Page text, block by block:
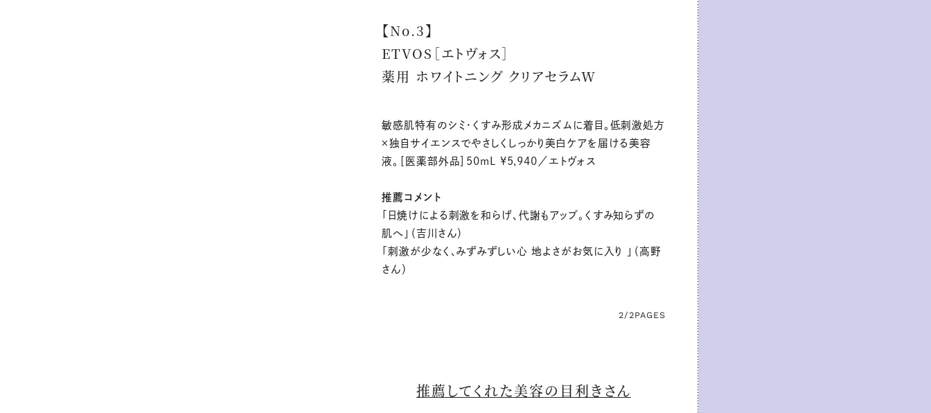
【No.3】
ETVOS［エトヴォス］
薬用 ホワイトニング クリアセラムW
敏感肌特有のシミ・くすみ形成メカニズムに着目。低刺激処方
×独自サイエンスでやさしくしっかり美白ケアを届ける美容
液。［医薬部外品］50mL ¥5,940／エトヴォス
推薦コメント
「日焼けによる刺激を和らげ、代謝もアップ。くすみ知らずの
肌へ」（吉川さん）
「刺激が少なく､みずみずしい心 地よさがお気に入り 」（高野
さん）
2/2PAGES
推薦してくれた美容の目利きさん